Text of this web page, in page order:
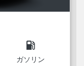
local_gas_station
ガソリン